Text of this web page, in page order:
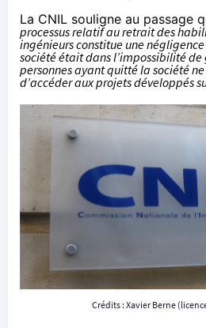
La CNIL souligne au passage
processus relatif au retrait des
ingénieurs constitue une
société était dans l’impossibilité
personnes ayant quitté la société
d’accéder aux projets développés
Crédits : Xavier Berne